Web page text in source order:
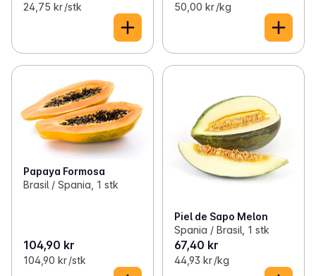
24,75 kr /stk 50,00 kr /kg
Papaya Formosa
Brasil / Spania, 1 stk
104,90 kr
104,90 kr /stk
Piel de Sapo Melon
Spania / Brasil, 1 stk
67,40 kr
44,93 kr /kg